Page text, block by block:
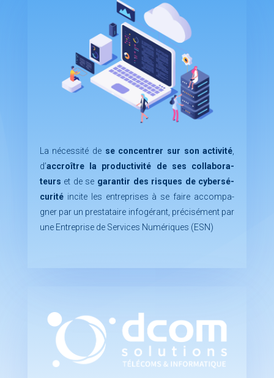
La né­ces­si­té de se concen­trer sur son ac­ti­vi­té,
d’ac­croître la pro­duc­ti­vi­té de ses col­la­bo­ra­
teurs et de se ga­ran­tir des risques de cy­ber­sé­
cu­ri­téin­cite les en­tre­prises à se faire ac­com­pa­
gner par un pres­ta­taire in­fo­gé­rant, pré­ci­sé­ment par
une En­tre­prise de Ser­vices Nu­mé­riques (ESN)